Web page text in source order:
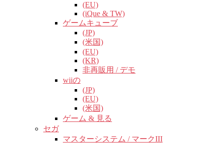
(EU)
(iQue & TW)
ゲームキューブ
(JP)
(米国)
(EU)
(KR)
非再販用 / デモ
wiiの
(JP)
(EU)
(米国)
ゲーム & 見る
セガ
マスターシステム / マークIII